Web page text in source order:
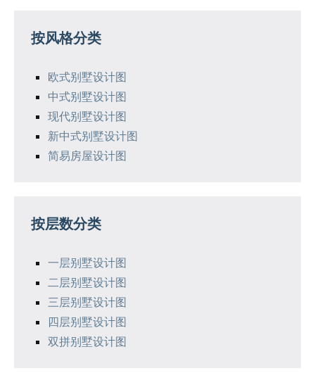
按风格分类
欧式别墅设计图
中式别墅设计图
现代别墅设计图
新中式别墅设计图
简易房屋设计图
按层数分类
一层别墅设计图
二层别墅设计图
三层别墅设计图
四层别墅设计图
双拼别墅设计图